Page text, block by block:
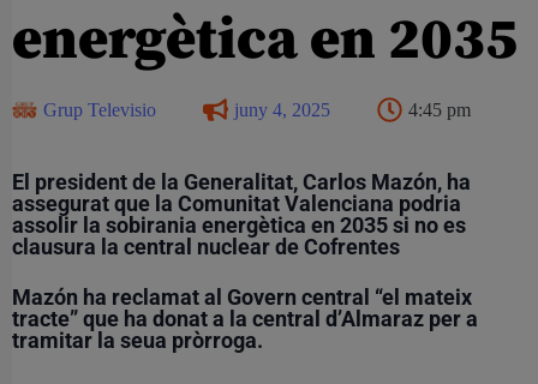
energètica en 2035
Grup Televisio juny 4, 2025 4:45 pm
El president de la Generalitat, Carlos Mazón, ha
assegurat que la Comunitat Valenciana podria
assolir la sobirania energètica en 2035 si no es
clausura la central nuclear de Cofrentes
Mazón ha reclamat al Govern central “el mateix
tracte” que ha donat a la central d’Almaraz per a
tramitar la seua pròrroga.